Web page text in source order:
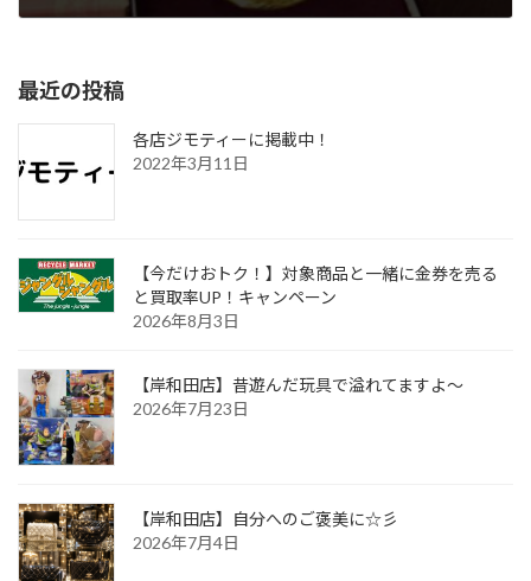
最近の投稿
各店ジモティーに掲載中！
2022年3月11日
【今だけおトク！】対象商品と一緒に金券を売る
と買取率UP！キャンペーン
2026年8月3日
【岸和田店】昔遊んだ玩具で溢れてますよ～
2026年7月23日
【岸和田店】自分へのご褒美に☆彡
2026年7月4日